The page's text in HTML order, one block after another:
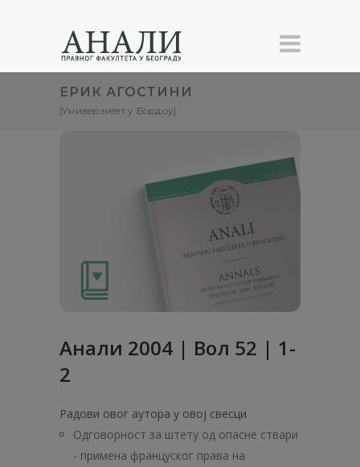
ЕРИК АГОСТИНИ
[Универзитет у Бордоу]
Анали 2004 | Вол 52 | 1-
2
Радови овог аутора у овој свесци
Одговорност за штету од опасне ствари
- примена француског права на